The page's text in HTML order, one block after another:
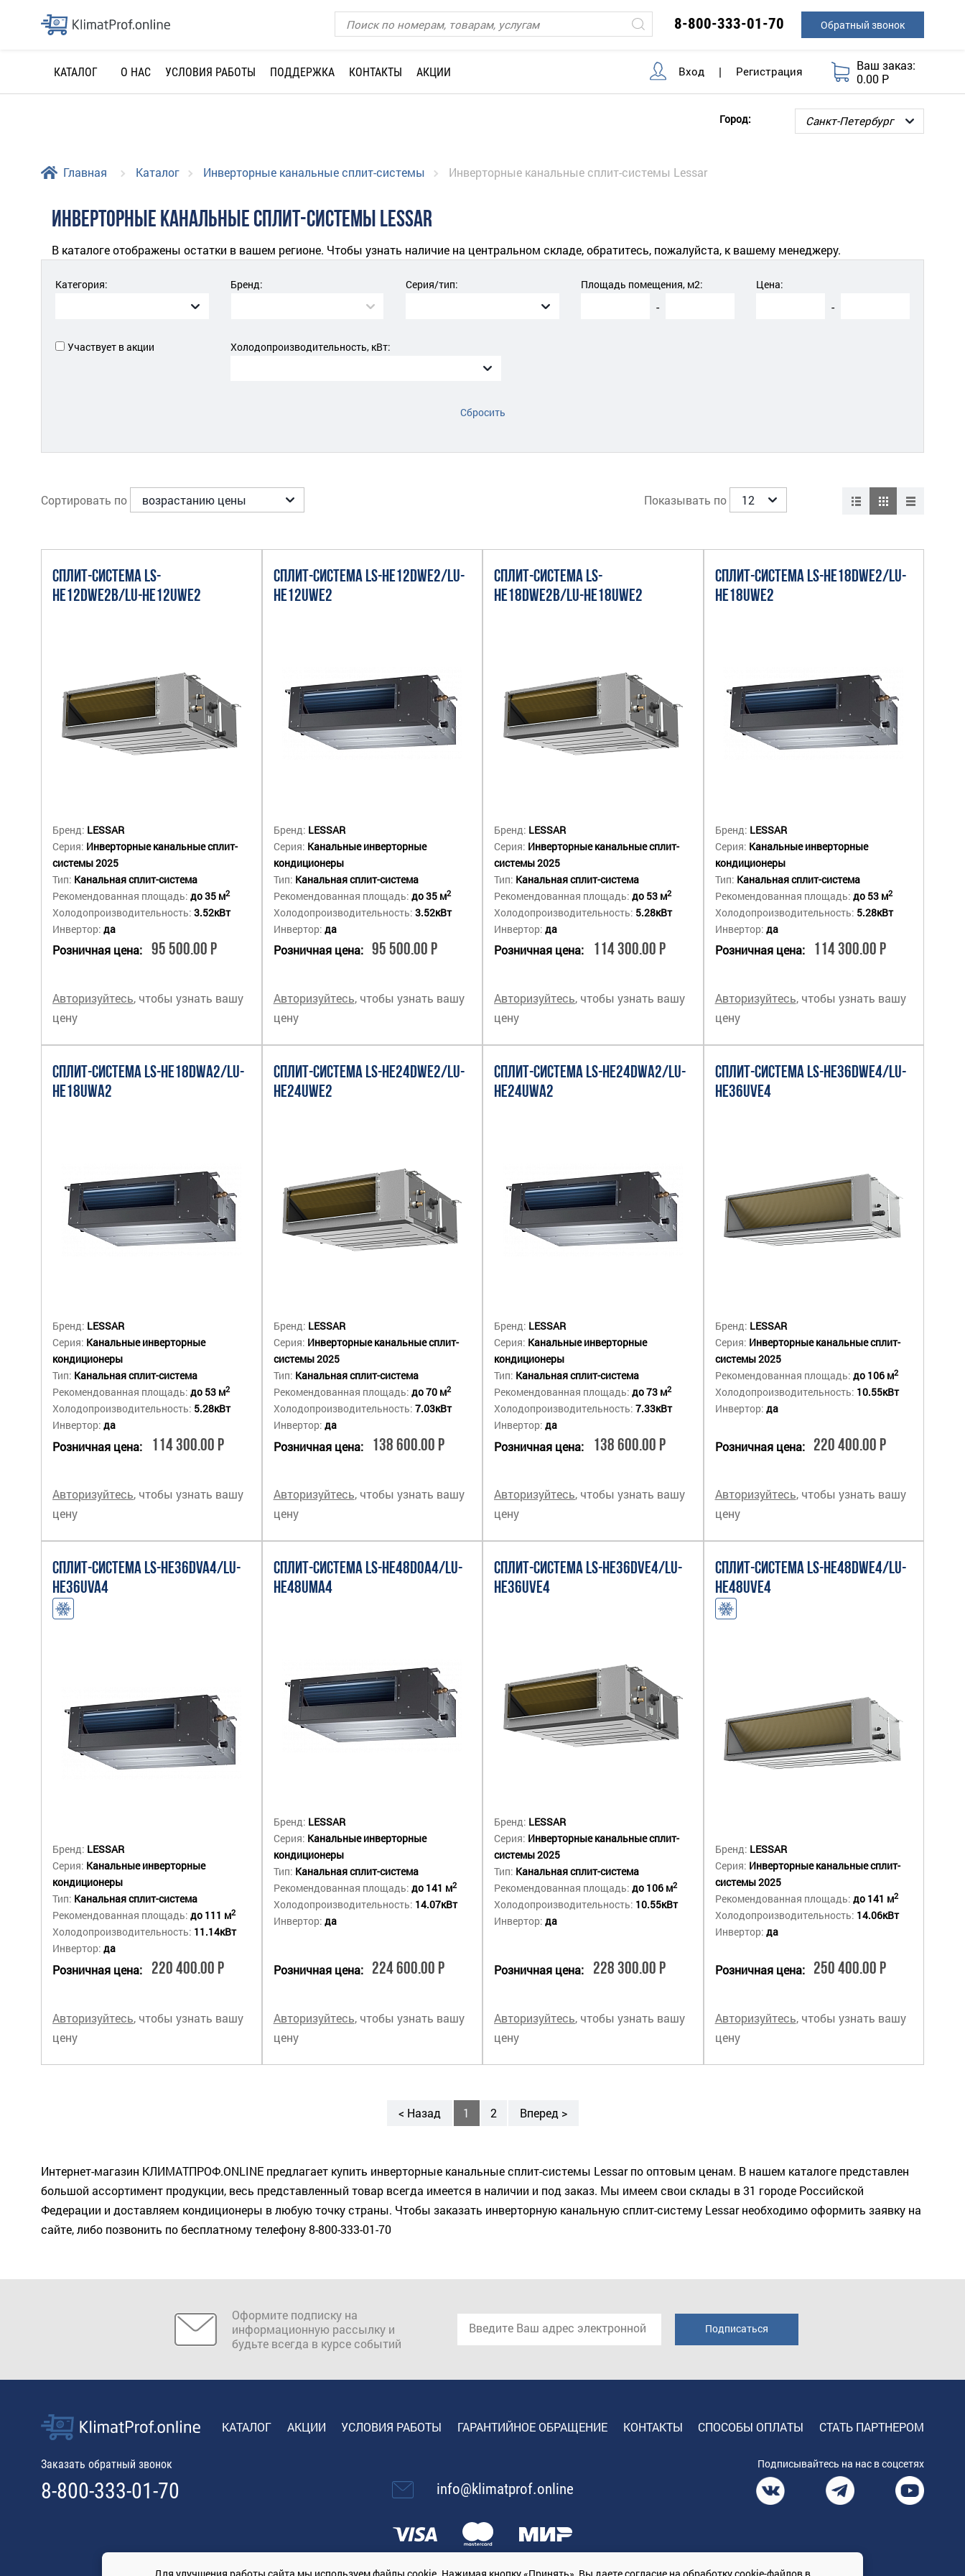
8-800-333-01-70 Обратный звонок
КАТАЛОГ О НАС УСЛОВИЯ РАБОТЫ ПОДДЕРЖКА КОНТАКТЫ АКЦИИ Вход | Регистрация
Ваш заказ:
0.00 Р
Город:
Главная Каталог Инверторные канальные сплит-системы Инверторные канальные сплит-системы Lessar
ИНВЕРТОРНЫЕ КАНАЛЬНЫЕ СПЛИТ-СИСТЕМЫ LESSAR
В каталоге отображены остатки в вашем регионе. Чтобы узнать наличие на центральном складе, обратитесь, пожалуйста, к вашему менеджеру.
Категория: Бренд: Серия/тип: Площадь помещения, м2:
-
Цена:
-
Участвует в акции Холодопроизводительность, кВт:
Сбросить
Сортировать по Показывать по
СПЛИТ-СИСТЕМА LS-
HE12DWE2B/LU-HE12UWE2
Бренд: LESSAR
Серия: Инверторные канальные сплит-
системы 2025
Тип: Канальная сплит-система
Рекомендованная площадь: до 35 м2
Холодопроизводительность: 3.52кВт
Инвертор: да
Розничная цена: 95 500.00 Р
Авторизуйтесь, чтобы узнать вашу
цену
СПЛИТ-СИСТЕМА LS-HE12DWE2/LU-
HE12UWE2
Бренд: LESSAR
Серия: Канальные инверторные
кондиционеры
Тип: Канальная сплит-система
Рекомендованная площадь: до 35 м2
Холодопроизводительность: 3.52кВт
Инвертор: да
Розничная цена: 95 500.00 Р
Авторизуйтесь, чтобы узнать вашу
цену
СПЛИТ-СИСТЕМА LS-
HE18DWE2B/LU-HE18UWE2
Бренд: LESSAR
Серия: Инверторные канальные сплит-
системы 2025
Тип: Канальная сплит-система
Рекомендованная площадь: до 53 м2
Холодопроизводительность: 5.28кВт
Инвертор: да
Розничная цена: 114 300.00 Р
Авторизуйтесь, чтобы узнать вашу
цену
СПЛИТ-СИСТЕМА LS-HE18DWE2/LU-
HE18UWE2
Бренд: LESSAR
Серия: Канальные инверторные
кондиционеры
Тип: Канальная сплит-система
Рекомендованная площадь: до 53 м2
Холодопроизводительность: 5.28кВт
Инвертор: да
Розничная цена: 114 300.00 Р
Авторизуйтесь, чтобы узнать вашу
цену
СПЛИТ-СИСТЕМА LS-HE18DWA2/LU-
HE18UWA2
Бренд: LESSAR
Серия: Канальные инверторные
кондиционеры
Тип: Канальная сплит-система
Рекомендованная площадь: до 53 м2
Холодопроизводительность: 5.28кВт
Инвертор: да
Розничная цена: 114 300.00 Р
Авторизуйтесь, чтобы узнать вашу
цену
СПЛИТ-СИСТЕМА LS-HE24DWE2/LU-
HE24UWE2
Бренд: LESSAR
Серия: Инверторные канальные сплит-
системы 2025
Тип: Канальная сплит-система
Рекомендованная площадь: до 70 м2
Холодопроизводительность: 7.03кВт
Инвертор: да
Розничная цена: 138 600.00 Р
Авторизуйтесь, чтобы узнать вашу
цену
СПЛИТ-СИСТЕМА LS-HE24DWA2/LU-
HE24UWA2
Бренд: LESSAR
Серия: Канальные инверторные
кондиционеры
Тип: Канальная сплит-система
Рекомендованная площадь: до 73 м2
Холодопроизводительность: 7.33кВт
Инвертор: да
Розничная цена: 138 600.00 Р
Авторизуйтесь, чтобы узнать вашу
цену
СПЛИТ-СИСТЕМА LS-HE36DWE4/LU-
HE36UVE4
Бренд: LESSAR
Серия: Инверторные канальные сплит-
системы 2025
Рекомендованная площадь: до 106 м2
Холодопроизводительность: 10.55кВт
Инвертор: да
Розничная цена: 220 400.00 Р
Авторизуйтесь, чтобы узнать вашу
цену
СПЛИТ-СИСТЕМА LS-HE36DVA4/LU-
HE36UVA4
Бренд: LESSAR
Серия: Канальные инверторные
кондиционеры
Тип: Канальная сплит-система
Рекомендованная площадь: до 111 м2
Холодопроизводительность: 11.14кВт
Инвертор: да
Розничная цена: 220 400.00 Р
Авторизуйтесь, чтобы узнать вашу
цену
СПЛИТ-СИСТЕМА LS-HE48DOA4/LU-
HE48UMA4
Бренд: LESSAR
Серия: Канальные инверторные
кондиционеры
Тип: Канальная сплит-система
Рекомендованная площадь: до 141 м2
Холодопроизводительность: 14.07кВт
Инвертор: да
Розничная цена: 224 600.00 Р
Авторизуйтесь, чтобы узнать вашу
цену
СПЛИТ-СИСТЕМА LS-HE36DVE4/LU-
HE36UVE4
Бренд: LESSAR
Серия: Инверторные канальные сплит-
системы 2025
Тип: Канальная сплит-система
Рекомендованная площадь: до 106 м2
Холодопроизводительность: 10.55кВт
Инвертор: да
Розничная цена: 228 300.00 Р
Авторизуйтесь, чтобы узнать вашу
цену
СПЛИТ-СИСТЕМА LS-HE48DWE4/LU-
HE48UVE4
Бренд: LESSAR
Серия: Инверторные канальные сплит-
системы 2025
Рекомендованная площадь: до 141 м2
Холодопроизводительность: 14.06кВт
Инвертор: да
Розничная цена: 250 400.00 Р
Авторизуйтесь, чтобы узнать вашу
цену
< Назад 1 2 Вперед >
Интернет-магазин КЛИМАТПРОФ.ONLINE предлагает купить инверторные канальные сплит-системы Lessar по оптовым ценам. В нашем каталоге представлен
большой ассортимент продукции, весь представленный товар всегда имеется в наличии и под заказ. Мы имеем свои склады в 31 городе Российской
Федерации и доставляем кондиционеры в любую точку страны. Чтобы заказать инверторную канальную сплит-систему Lessar необходимо оформить заявку на
сайте, либо позвонить по бесплатному телефону 8-800-333-01-70
Оформите подписку на
информационную рассылку и
будьте всегда в курсе событий
КАТАЛОГ АКЦИИ УСЛОВИЯ РАБОТЫ ГАРАНТИЙНОЕ ОБРАЩЕНИЕ КОНТАКТЫ СПОСОБЫ ОПЛАТЫ СТАТЬ ПАРТНЕРОМ
Заказать обратный звонок
8-800-333-01-70 info@klimatprof.online
Подписывайтесь на нас в соцсетях